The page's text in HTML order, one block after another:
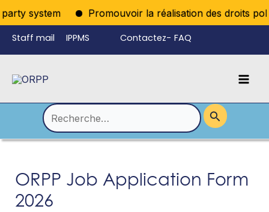
system Promouvoir la réalisation des droits
Aller
au
contenu
Staff mail IPPMS Contactez- FAQ
Rechercher :
ORPP Job Application Form
2026